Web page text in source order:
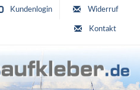
Kundenlogin Widerruf
Kontakt